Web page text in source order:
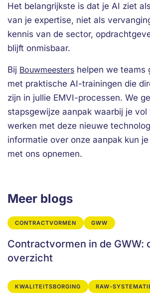
Het belangrijkste is dat je AI ziet
van je expertise, niet als
kennis van de sector,
blijft onmisbaar.
Bij Bouwmeesters helpen we teams
met praktische AI-trainingen die
zijn in jullie EMVI-processen. We
stapsgewijze aanpak waarbij je
werken met deze nieuwe
informatie over onze aanpak kun
met ons opnemen.
Meer blogs
CONTRACTVORMEN GWW
Contractvormen in de GWW:
overzicht
KWALITEITSBORGING RAW-